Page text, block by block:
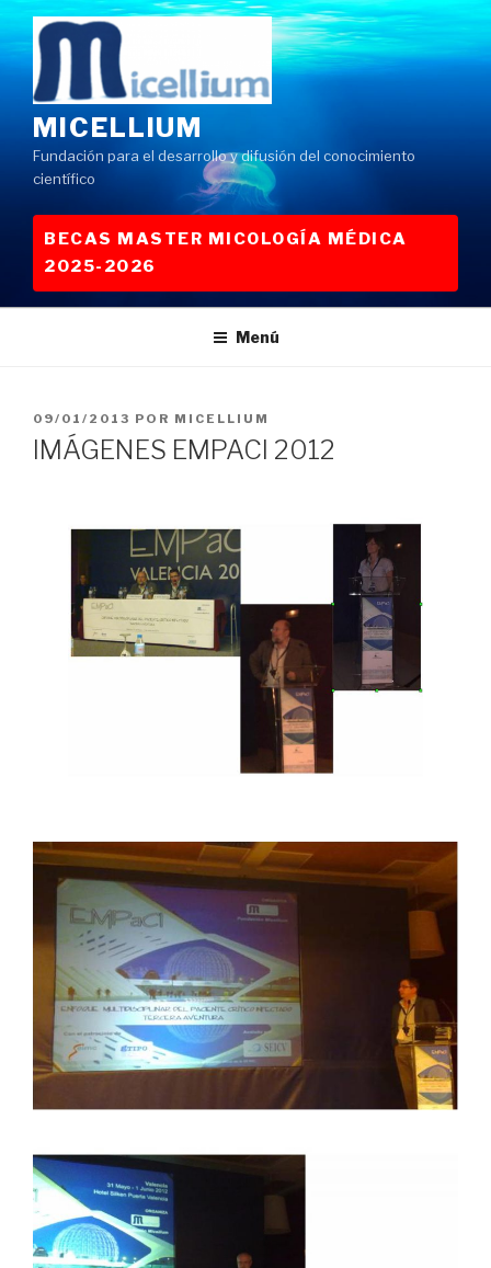
Saltar
al
contenido
MICELLIUM
Fundación para el desarrollo y difusión del conocimiento
científico
BECAS MASTER MICOLOGÍA MÉDICA
2025-2026
Menú
PUBLICADO
EL
09/01/2013 POR MICELLIUM
IMÁGENES EMPACI 2012